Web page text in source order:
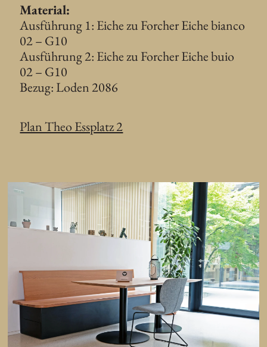
Material:
Ausführung 1: Eiche zu Forcher Eiche bianco
02 – G10
Ausführung 2: Eiche zu Forcher Eiche buio
02 – G10
Bezug: Loden 2086
Plan Theo Essplatz 2